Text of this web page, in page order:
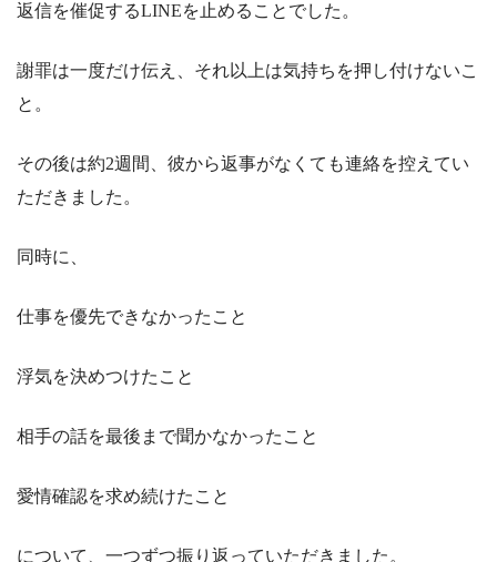
返信を催促するLINEを止めることでした。
謝罪は一度だけ伝え、それ以上は気持ちを押し付けないこ
と。
その後は約2週間、彼から返事がなくても連絡を控えてい
ただきました。
同時に、
仕事を優先できなかったこと
浮気を決めつけたこと
相手の話を最後まで聞かなかったこと
愛情確認を求め続けたこと
について、一つずつ振り返っていただきました。